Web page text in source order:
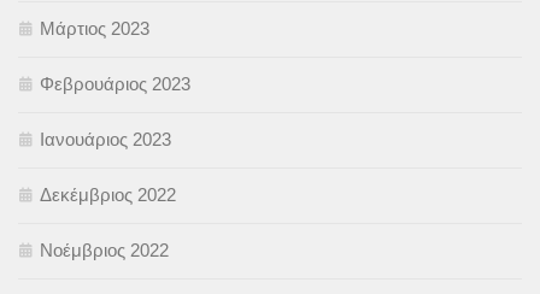
Μάρτιος 2023
Φεβρουάριος 2023
Ιανουάριος 2023
Δεκέμβριος 2022
Νοέμβριος 2022